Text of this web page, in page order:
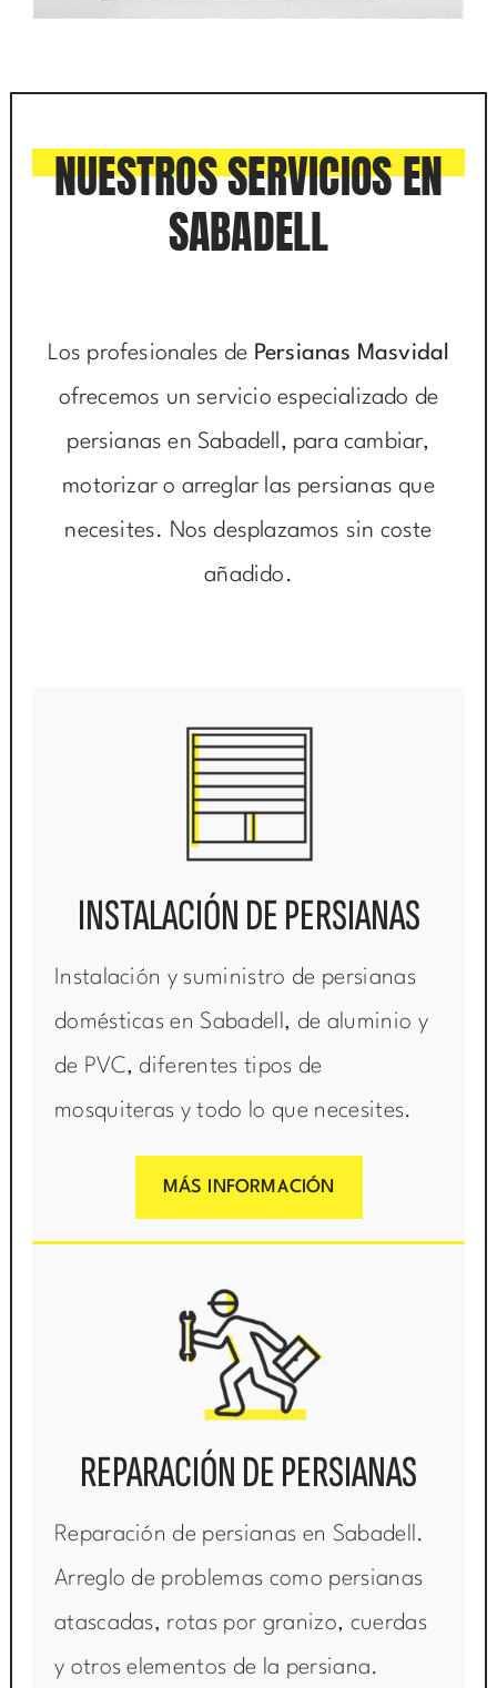
NUESTROS SERVICIOS EN
SABADELL
Los profesionales de Persianas Masvidal
ofrecemos un servicio especializado de
persianas en Sabadell, para cambiar,
motorizar o arreglar las persianas que
necesites. Nos desplazamos sin coste
añadido.
INSTALACIÓN DE PERSIANAS
Instalación y suministro de persianas
domésticas en Sabadell, de aluminio y
de PVC, diferentes tipos de
mosquiteras y todo lo que necesites.
MÁS INFORMACIÓN
REPARACIÓN DE PERSIANAS
Reparación de persianas en Sabadell.
Arreglo de problemas como persianas
atascadas, rotas por granizo, cuerdas
y otros elementos de la persiana.